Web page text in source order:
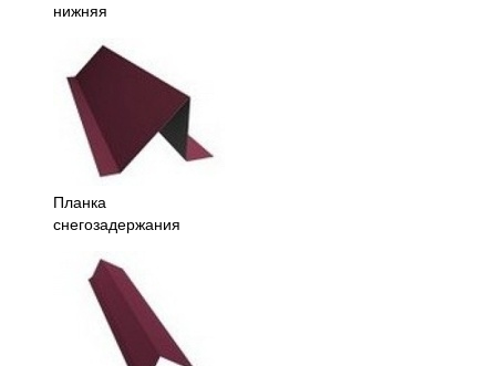
нижняя
Планка
снегозадержания